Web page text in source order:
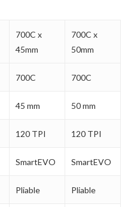
est vide.
EN LIGNE
700C x
45mm
700C x
50mm
700C 700C
45 mm 50 mm
120 TPI 120 TPI
SmartEVO SmartEVO
Pliable Pliable